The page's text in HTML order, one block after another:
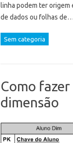
linha podem ter origem
de dados ou folhas de…
Sem categoria
Como
dimensão